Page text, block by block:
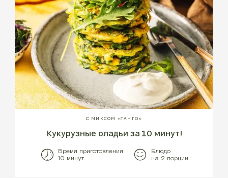
С МИКСОМ «ТАНГО»
Кукурузные оладьи за 10 минут!
Время приготовления
10 минут
Блюдо
на 2 порции